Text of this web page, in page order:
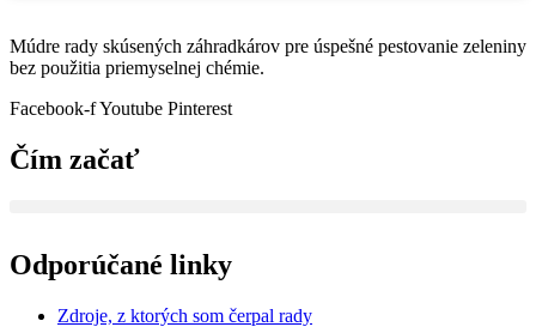
Múdre rady skúsených záhradkárov pre úspešné pestovanie zeleniny
bez použitia priemyselnej chémie.
Facebook-fYoutube Pinterest
Čím začať
Odporúčané linky
Zdroje, z ktorých som čerpal rady